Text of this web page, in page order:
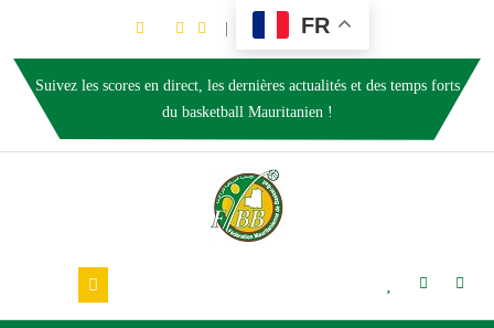
FR
Suivez les scores en direct, les dernières actualités et des temps forts
du basketball Mauritanien !